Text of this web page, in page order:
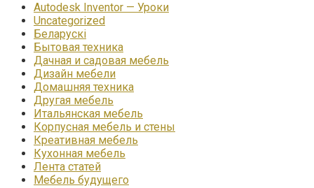
Autodesk Inventor — Уроки
Uncategorized
Беларускі
Бытовая техника
Дачная и садовая мебель
Дизайн мебели
Домашняя техника
Другая мебель
Итальянская мебель
Корпусная мебель и стены
Креативная мебель
Кухонная мебель
Лента статей
Мебель будущего